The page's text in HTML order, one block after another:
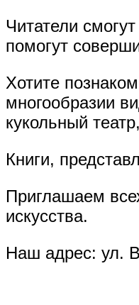
Читатели
помогут
Хотите
многообразии
кукольный
Книги,
Приглашаем
искусства.
Наш адрес: ул.